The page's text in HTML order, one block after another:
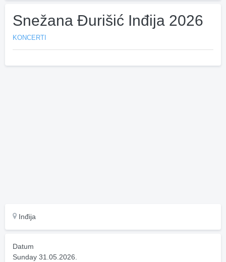
Snežana Đurišić Inđija 2026
KONCERTI
Inđija
Datum
Sunday 31.05.2026.